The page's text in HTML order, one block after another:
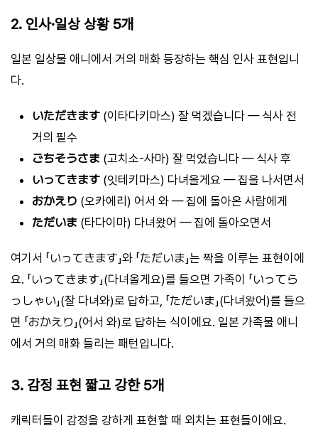
2. 인사·일상 상황 5개
일본 일상물 애니에서 거의 매화 등장하는 핵심 인사 표현입니
다.
いただきます (이타다키마스) 잘 먹겠습니다 — 식사 전
거의 필수
ごちそうさま (고치소-사마) 잘 먹었습니다 — 식사 후
いってきます (잇테키마스) 다녀올게요 — 집을 나서면서
おかえり (오카에리) 어서 와 — 집에 돌아온 사람에게
ただいま (타다이마) 다녀왔어 — 집에 돌아오면서
여기서 「いってきます」와 「ただいま」는 짝을 이루는 표현이에
요. 「いってきます」(다녀올게요)를 들으면 가족이 「いってら
っしゃい」(잘 다녀와)로 답하고, 「ただいま」(다녀왔어)를 들으
면 「おかえり」(어서 와)로 답하는 식이에요. 일본 가족물 애니
에서 거의 매화 들리는 패턴입니다.
3. 감정 표현 짧고 강한 5개
캐릭터들이 감정을 강하게 표현할 때 외치는 표현들이에요.